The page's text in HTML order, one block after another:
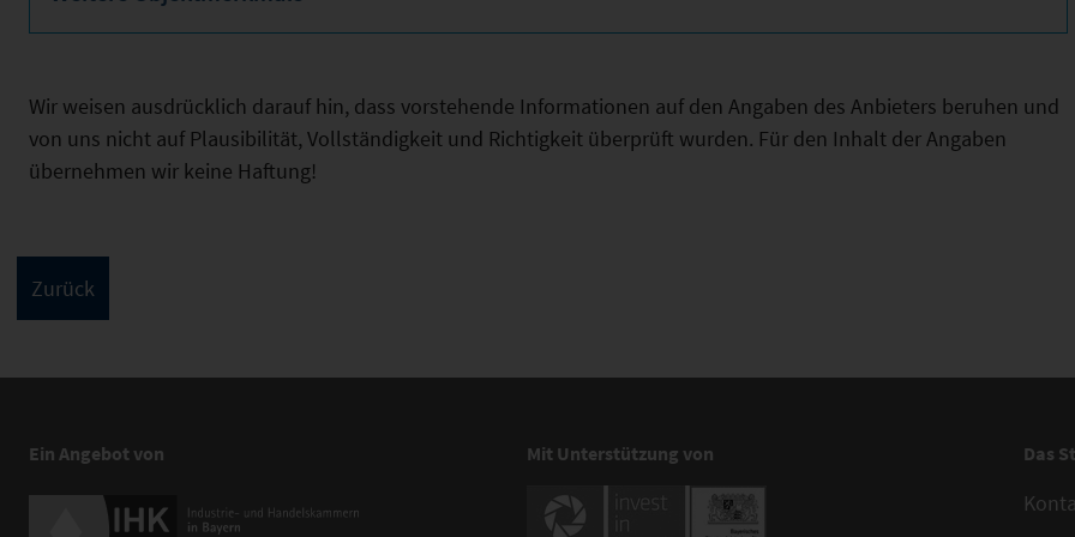
Wir weisen ausdrücklich darauf hin, dass vorstehende Informationen auf den Angaben des Anbieters beruhen und
von uns nicht auf Plausibilität, Vollständigkeit und Richtigkeit überprüft wurden. Für den Inhalt der Angaben
übernehmen wir keine Haftung!
Ein Angebot von Mit Unterstützung von Das